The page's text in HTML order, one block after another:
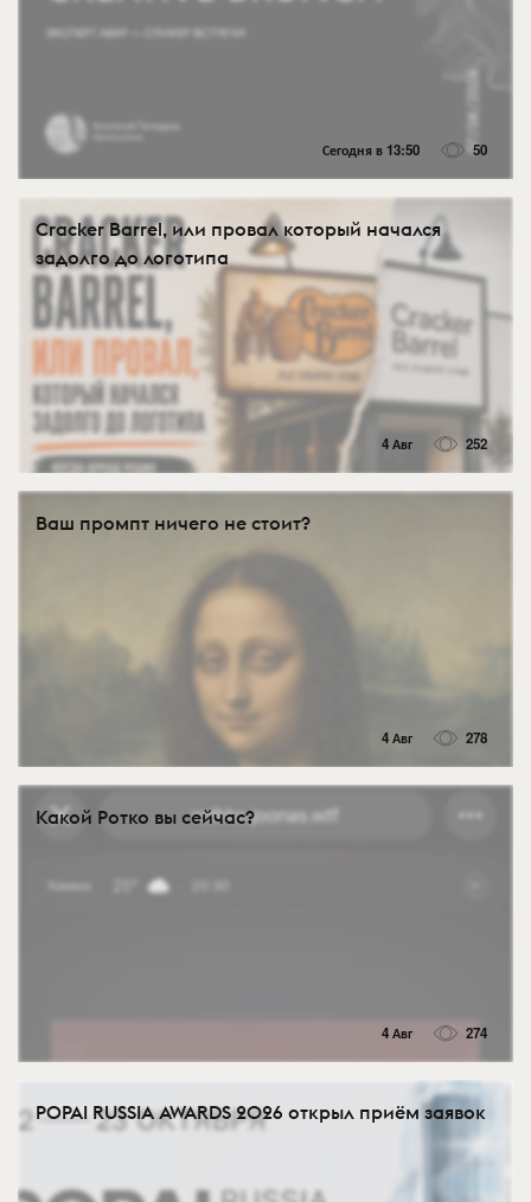
Сегодня в 13:50 50
Cracker Barrel, или провал который начался
задолго до логотипа
4 Авг 252
Ваш промпт ничего не стоит?
4 Авг 278
Какой Ротко вы сейчас?
4 Авг 274
POPAI RUSSIA AWARDS 2026 открыл приём заявок